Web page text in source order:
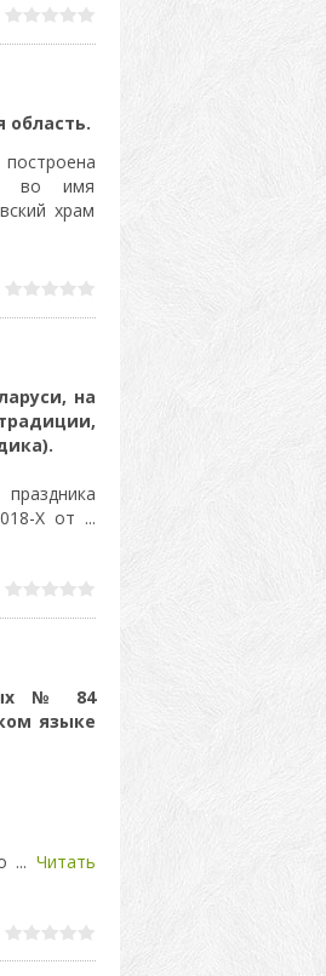
область.
во имя
храм
на
Х от ...
№ 84
языке
... Читать